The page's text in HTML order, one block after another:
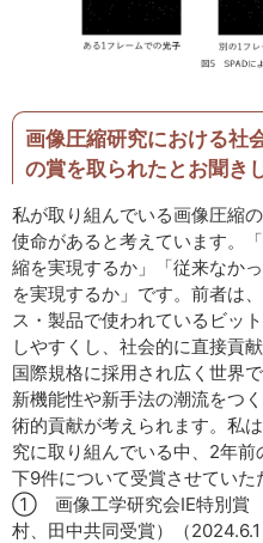
画像圧縮研究における社
の賞を取られたとお聞き
私が取り組んでいる画像圧縮
使命があると考えています。
縮を実現するか」「従来なか
を実現するか」です。前者は
ス・製品で使われているビッ
しやすくし、社会的に直接貢
国際規格に採用され広く世界
新機能性や新手法の潮流をつ
術的貢献が考えられます。私
究に取り組んでいる中、2年
下9件について受賞させていた
① 画像工学研究会IE特別賞
村、田中共同受賞）（2024.6.1